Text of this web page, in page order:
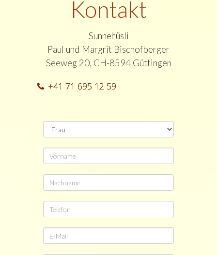
Kontakt
Sunnehüsli
Paul und Margrit Bischofberger
Seeweg 20, CH-8594 Güttingen
+41 71 695 12 59